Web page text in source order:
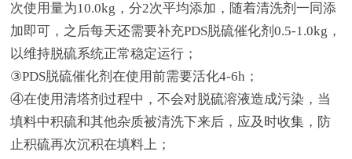
次使用量为10.0kg，分2次平均添加，随着清洗剂一同添
加即可，之后每天还需要补充PDS脱硫催化剂0.5-1.0kg，
以维持脱硫系统正常稳定运行；
③PDS脱硫催化剂在使用前需要活化4-6h；
④在使用清塔剂过程中，不会对脱硫溶液造成污染，当
填料中积硫和其他杂质被清洗下来后，应及时收集，防
止积硫再次沉积在填料上；